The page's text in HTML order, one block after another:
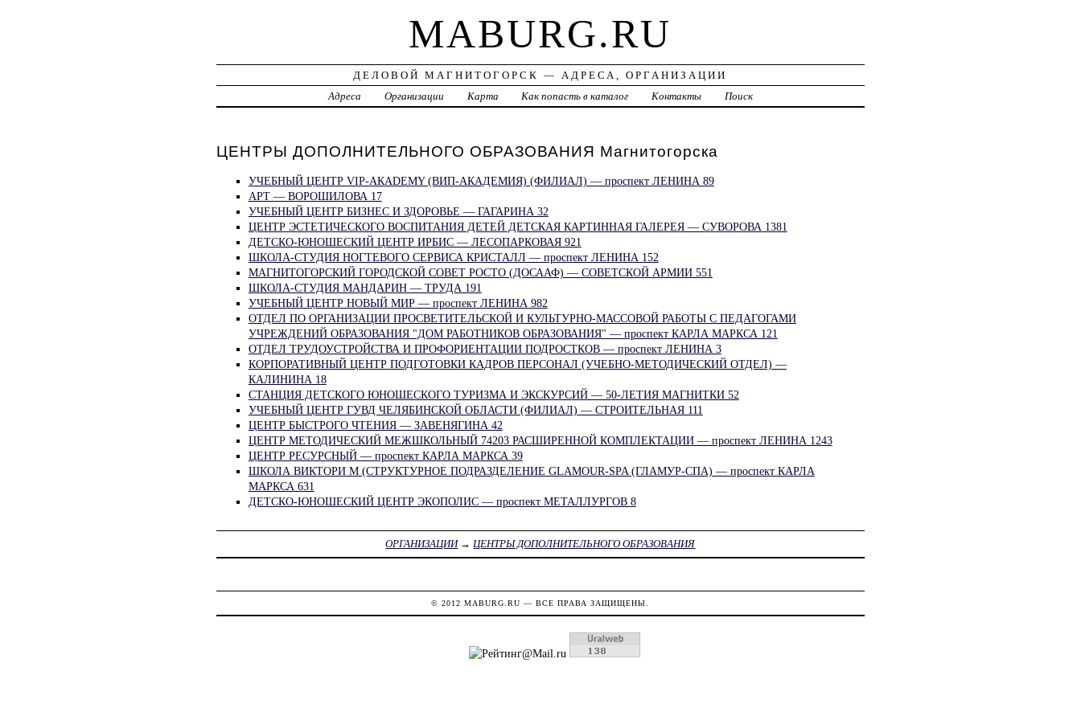
MABURG.RU
ДЕЛОВОЙ МАГНИТОГОРСК — АДРЕСА, ОРГАНИЗАЦИИ
Адреса
Организации Карта Как попасть в каталог Контакты Поиск
ЦЕНТРЫ ДОПОЛНИТЕЛЬНОГО ОБРАЗОВАНИЯ Магнитогорска
УЧЕБНЫЙ ЦЕНТР VIP-АКАDEMY (ВИП-АКАДЕМИЯ) (ФИЛИАЛ) — проспект ЛЕНИНА 89
АРТ — ВОРОШИЛОВА 17
УЧЕБНЫЙ ЦЕНТР БИЗНЕС И ЗДОРОВЬЕ — ГАГАРИНА 32
ЦЕНТР ЭСТЕТИЧЕСКОГО ВОСПИТАНИЯ ДЕТЕЙ ДЕТСКАЯ КАРТИННАЯ ГАЛЕРЕЯ — СУВОРОВА 1381
ДЕТСКО-ЮНОШЕСКИЙ ЦЕНТР ИРБИС — ЛЕСОПАРКОВАЯ 921
ШКОЛА-СТУДИЯ НОГТЕВОГО СЕРВИСА КРИСТАЛЛ — проспект ЛЕНИНА 152
МАГНИТОГОРСКИЙ ГОРОДСКОЙ СОВЕТ РОСТО (ДОСААФ) — СОВЕТСКОЙ АРМИИ 551
ШКОЛА-СТУДИЯ МАНДАРИН — ТРУДА 191
УЧЕБНЫЙ ЦЕНТР НОВЫЙ МИР — проспект ЛЕНИНА 982
ОТДЕЛ ПО ОРГАНИЗАЦИИ ПРОСВЕТИТЕЛЬСКОЙ И КУЛЬТУРНО-МАССОВОЙ РАБОТЫ С ПЕДАГОГАМИ
УЧРЕЖДЕНИЙ ОБРАЗОВАНИЯ "ДОМ РАБОТНИКОВ ОБРАЗОВАНИЯ" — проспект КАРЛА МАРКСА 121
ОТДЕЛ ТРУДОУСТРОЙСТВА И ПРОФОРИЕНТАЦИИ ПОДРОСТКОВ — проспект ЛЕНИНА 3
КОРПОРАТИВНЫЙ ЦЕНТР ПОДГОТОВКИ КАДРОВ ПЕРСОНАЛ (УЧЕБНО-МЕТОДИЧЕСКИЙ ОТДЕЛ) —
КАЛИНИНА 18
СТАНЦИЯ ДЕТСКОГО ЮНОШЕСКОГО ТУРИЗМА И ЭКСКУРСИЙ — 50-ЛЕТИЯ МАГНИТКИ 52
УЧЕБНЫЙ ЦЕНТР ГУВД ЧЕЛЯБИНСКОЙ ОБЛАСТИ (ФИЛИАЛ) — СТРОИТЕЛЬНАЯ 111
ЦЕНТР БЫСТРОГО ЧТЕНИЯ — ЗАВЕНЯГИНА 42
ЦЕНТР МЕТОДИЧЕСКИЙ МЕЖШКОЛЬНЫЙ 74203 РАСШИРЕННОЙ КОМПЛЕКТАЦИИ — проспект ЛЕНИНА 1243
ЦЕНТР РЕСУРСНЫЙ — проспект КАРЛА МАРКСА 39
ШКОЛА ВИКТОРИ М (СТРУКТУРНОЕ ПОДРАЗДЕЛЕНИЕ GLAMOUR-SPA (ГЛАМУР-СПА) — проспект КАРЛА
МАРКСА 631
ДЕТСКО-ЮНОШЕСКИЙ ЦЕНТР ЭКОПОЛИС — проспект МЕТАЛЛУРГОВ 8
ОРГАНИЗАЦИИ→ЦЕНТРЫ ДОПОЛНИТЕЛЬНОГО ОБРАЗОВАНИЯ
© 2012MABURG.RU — ВСЕ ПРАВА ЗАЩИЩЕНЫ.